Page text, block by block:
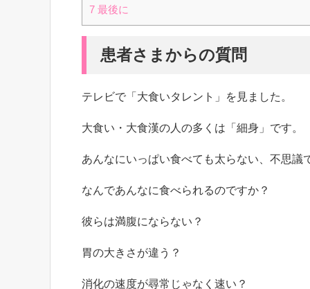
7 最後に
患者さまからの質問
テレビで「大食いタレント」を見ました。
大食い・大食漢の人の多くは「細身」です。
あんなにいっぱい食べても太らない、不思議
なんであんなに食べられるのですか？
彼らは満腹にならない？
胃の大きさが違う？
消化の速度が尋常じゃなく速い？